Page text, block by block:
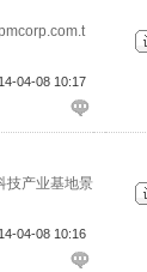
04-08 10:17
技产业基地景
04-08 10:16